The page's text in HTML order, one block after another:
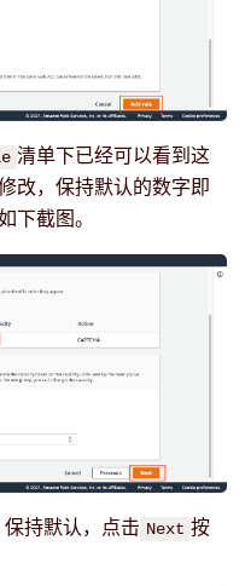
清单下已经可以看到这
改，保持默认的数字即
下截图。
持默认，点击 Next 按